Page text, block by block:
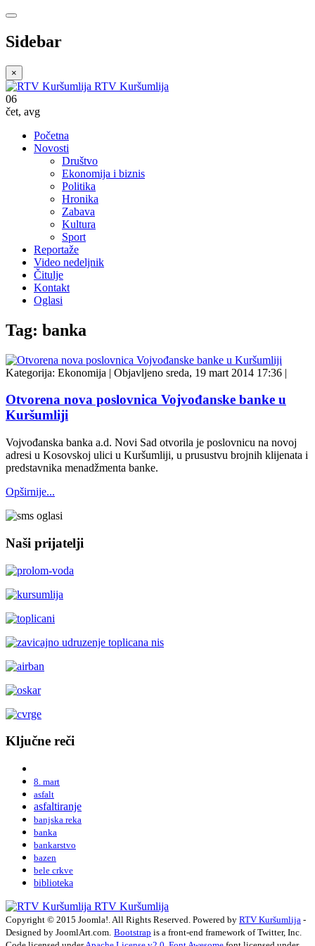
Sidebar
×
RTV Kuršumlija
06
čet, avg
Početna
Novosti
Društvo
Ekonomija i biznis
Politika
Hronika
Zabava
Kultura
Sport
Reportaže
Video nedeljnik
Čitulje
Kontakt
Oglasi
Tag: banka
Kategorija: Ekonomija | Objavljeno sreda, 19 mart 2014 17:36 |
Otvorena nova poslovnica Vojvođanske banke u
Kuršumliji
Vojvođanska banka a.d. Novi Sad otvorila je poslovnicu na novoj
adresi u Kosovskoj ulici u Kuršumliji, u prusustvu brojnih klijenata i
predstavnika menadžmenta banke.
Opširnije...
Naši prijatelji
Ključne reči
8. mart
asfalt
asfaltiranje
banjska reka
banka
bankarstvo
bazen
bele crkve
biblioteka
RTV Kuršumlija
Copyright © 2015 Joomla!. All Rights Reserved. Powered by RTV Kuršumlija -
Designed by JoomlArt.com. Bootstrap is a front-end framework of Twitter, Inc.